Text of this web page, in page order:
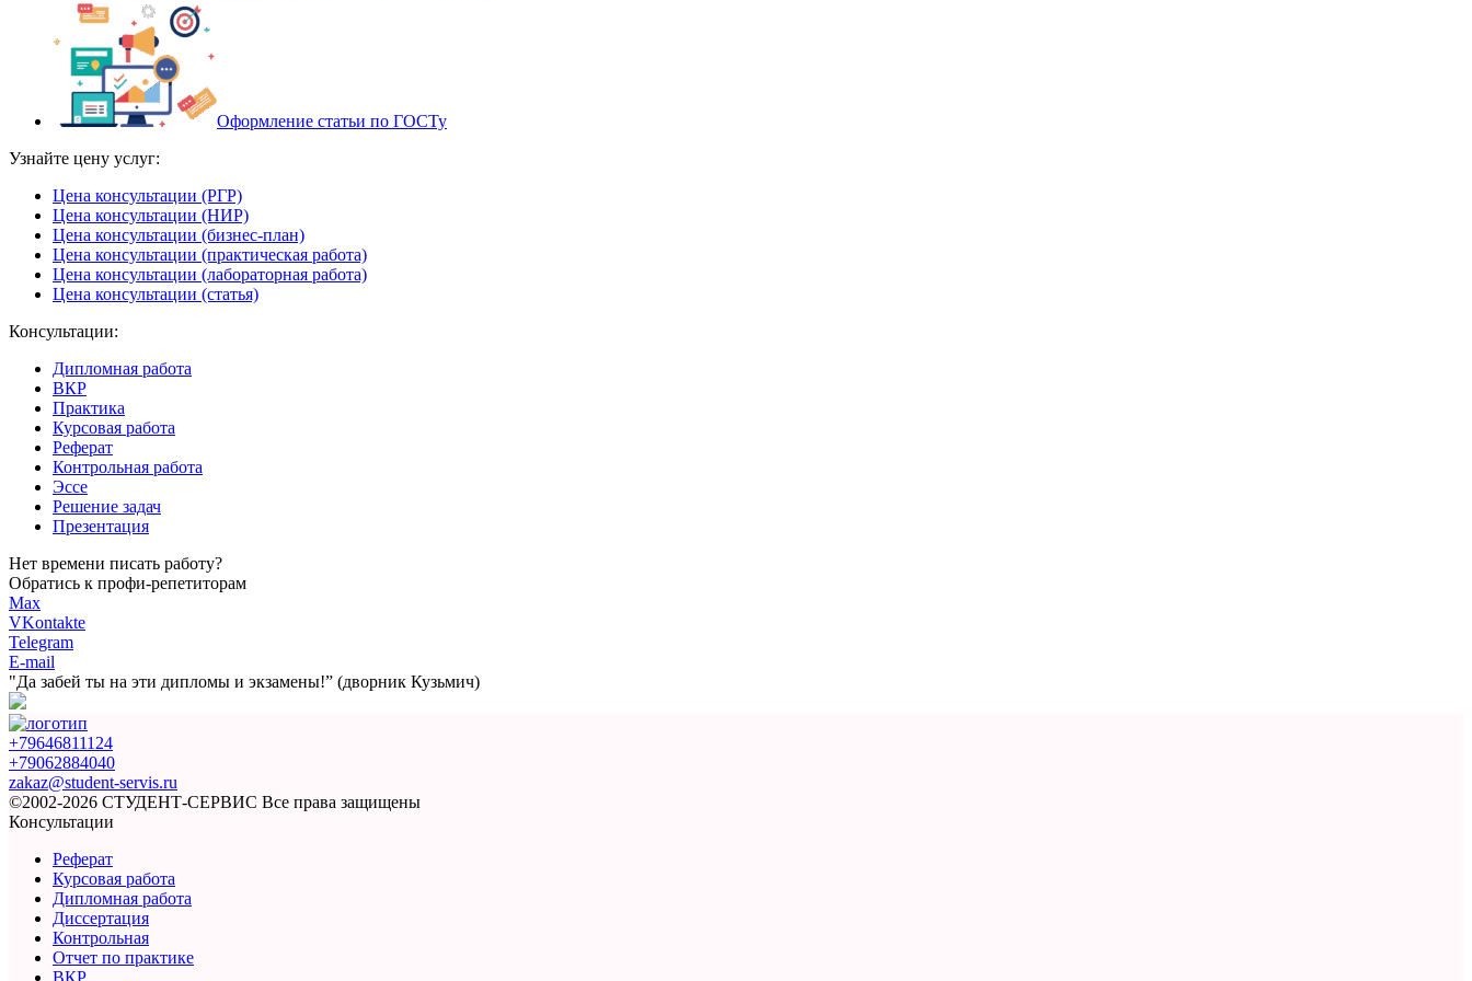
Оформление статьи по ГОСТу
Узнайте цену услуг:
Цена консультации (РГР)
Цена консультации (НИР)
Цена консультации (бизнес-план)
Цена консультации (практическая работа)
Цена консультации (лабораторная работа)
Цена консультации (статья)
Консультации:
Дипломная работа
ВКР
Практика
Курсовая работа
Реферат
Контрольная работа
Эссе
Решение задач
Презентация
Нет времени писать работу?
Обратись к профи-репетиторам
Max
VKontakte
Telegram
E-mail
"Да забей ты на эти дипломы и экзамены!” (дворник Кузьмич)
+79646811124
+79062884040
zakaz@student-servis.ru
©2002-2026 СТУДЕНТ-СЕРВИС Все права защищены
Консультации
Реферат
Курсовая работа
Дипломная работа
Диссертация
Контрольная
Отчет по практике
ВКР